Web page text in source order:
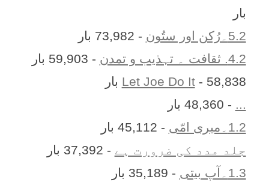
بار
5.2۔رُکن اور ستُون
- 73,982 بار
4.2. ثقافت ۔ تہذیب و تمدن
- 59,903 بار
Let Joe Do It- 58,838 بار
... - 48,360 بار
1.2۔میری امّی
- 45,112 بار
جلد مدد کی ضرورت ہے - 37,392 بار
1.3۔آپ بیتی
- 35,189 بار